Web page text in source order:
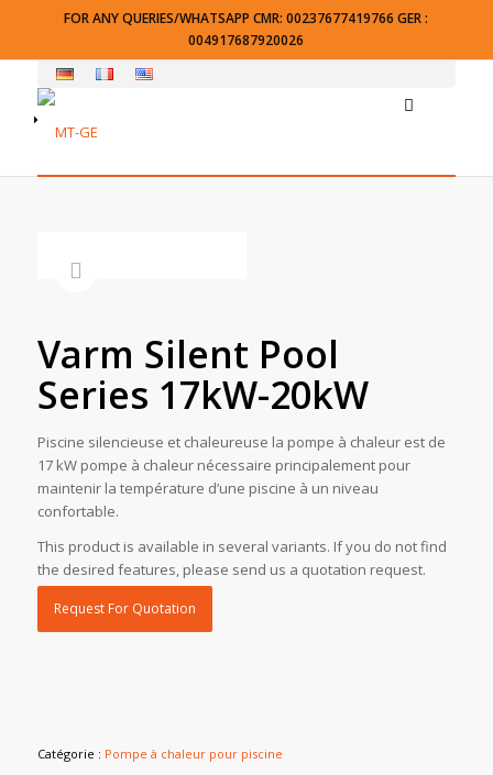
FOR ANY QUERIES/WHATSAPP CMR: 00237677419766 GER :
004917687920026
Varm Silent Pool
Series 17kW-20kW
Piscine silencieuse et chaleureuse la pompe à chaleur est de
17 kW pompe à chaleur nécessaire principalement pour
maintenir la température d’une piscine à un niveau
confortable.
This product is available in several variants. If you do not find
the desired features, please send us a quotation request.
Request For Quotation
Catégorie : Pompe à chaleur pour piscine